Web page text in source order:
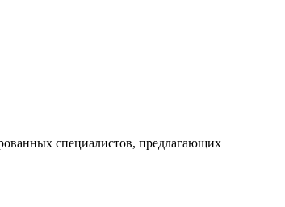
специалистов, предлагающих